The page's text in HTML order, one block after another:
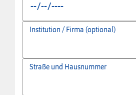
Institution / Firma (optional)
Straße und Hausnummer